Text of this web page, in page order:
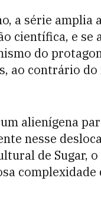
a série amplia
científica, e
do
ao contrário
alienígena
nesse
de Sugar,